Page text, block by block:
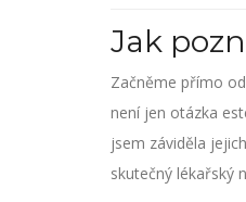
Jak
Začněme přímo
není jen otázka
jsem záviděla
skutečný lékařský